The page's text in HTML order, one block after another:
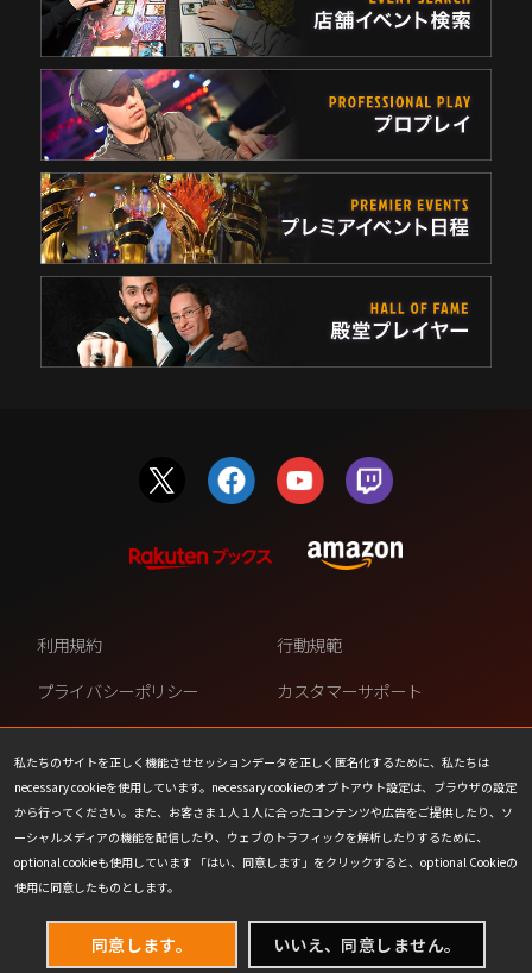
私たちのサイトを正しく機能させセッションデータを正しく匿名化するために、私たちは
necessary cookieを使用しています。necessary cookieのオプトアウト設定は、ブラウザの設定
から行ってください。また、お客さま１人１人に合ったコンテンツや広告をご提供したり、ソ
ーシャルメディアの機能を配信したり、ウェブのトラフィックを解析したりするために、
optional cookieも使用しています 「はい、同意します」をクリックすると、optional Cookieの
使用に同意したものとします。
同意します。 いいえ、同意しません。
利用規約
行動規範
プライバシーポリシー
カスタマーサポート
ファンコンテンツ・ポリシー
個人情報の販売や共有を許可し
ない
COOKIE
プレスリリース
会社情報
お問い合わせ